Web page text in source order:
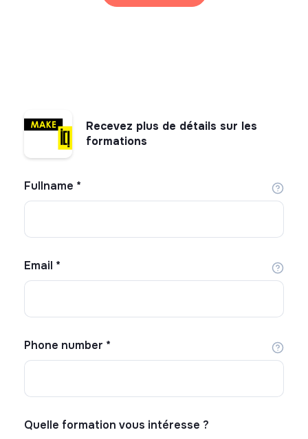
Recevez plus de détails sur les
formations
Fullname *
Email *
Phone number *
Quelle formation vous intéresse ?